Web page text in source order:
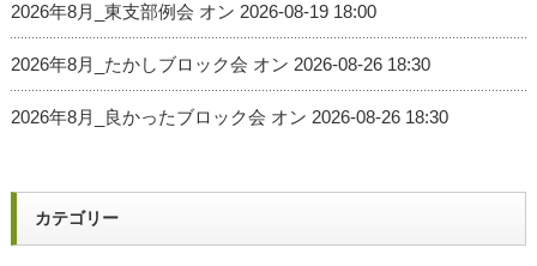
2026年8月_東支部例会 オン 2026-08-19 18:00
2026年8月_たかしブロック会 オン 2026-08-26 18:30
2026年8月_良かったブロック会 オン 2026-08-26 18:30
カテゴリー